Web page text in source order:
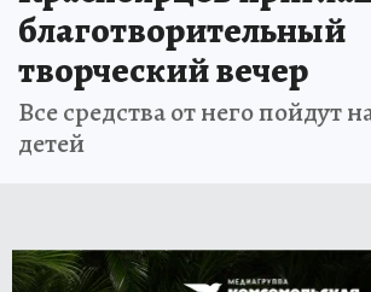
благотворительный
творческий вечер
Все средства от него пойдут
детей